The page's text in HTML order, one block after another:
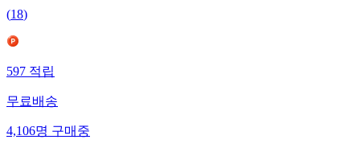
(18)
597적립
무료배송
4,106명구매중